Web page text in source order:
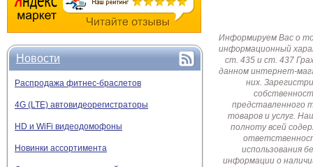
Новости
Распродажа фитнес-браслетов
4G (LTE) автовидеорегистраторы
HD и WiFi видеодомофоны
Новинки ассортимента
Информируем Вас о
информационный
ст. 435 и ст. 437
данном интернет-
них.
представленного
товаров и услуг.
полноту всей
использования
информации о